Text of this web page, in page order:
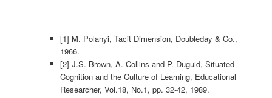
[1] M. Polanyi, Tacit Dimension, Doubleday & Co.,
1966.
[2] J.S. Brown, A. Collins and P. Duguid, Situated
Cognition and the Culture of Learning, Educational
Researcher, Vol.18, No.1, pp. 32-42, 1989.